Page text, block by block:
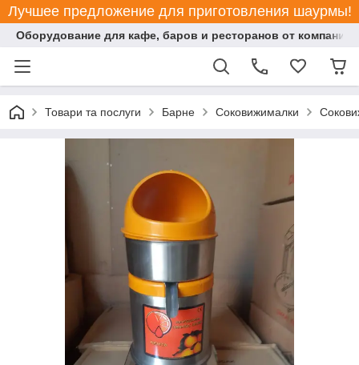
Лучшее предложение для приготовления шаурмы!
Оборудование для кафе, баров и ресторанов от компании
Товари та послуги Барне Соковижималки